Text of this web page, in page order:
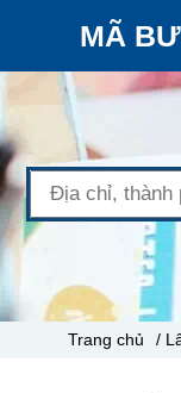
MÃ
Trang chủ /